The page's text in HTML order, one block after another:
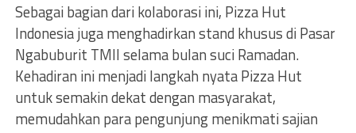
Sebagai bagian dari kolaborasi ini, Pizza Hut
Indonesia juga menghadirkan stand khusus di Pasar
Ngabuburit TMII selama bulan suci Ramadan.
Kehadiran ini menjadi langkah nyata Pizza Hut
untuk semakin dekat dengan masyarakat,
memudahkan para pengunjung menikmati sajian